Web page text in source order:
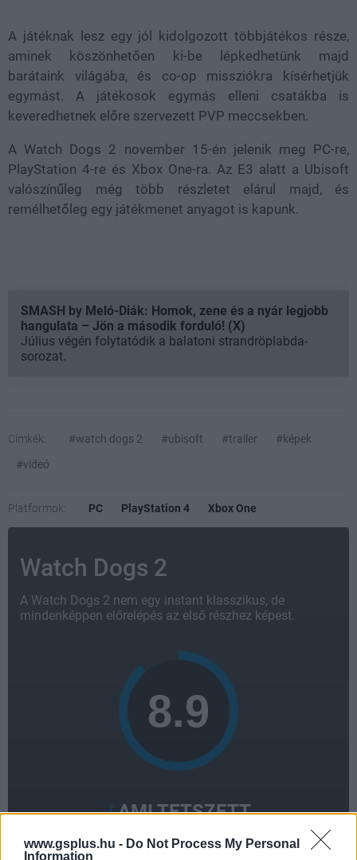
www.gsplus.hu - Do Not Process My Personal
Information
A játéknak lesz egy jól kidolgozott többjátékos része,
aminek köszönhetően ki-be lépkedhetünk majd
barátaink világába, és co-op missziókra kísérhetjük
egymást. A játékosok egymás elleni csatákba is
keveredhetnek előre szervezett PVP meccsekben.
A Watch Dogs 2 november 15-én jelenik meg PC-re,
PlayStation 4-re és Xbox One-ra. Az E3 alatt a Ubisoft
valószínűleg még több részletet elárul majd, és
remélhetőleg egy játékmenet anyagot is kapunk.
SMASH by Meló-Diák: Homok, zene és a nyár legjobb
hangulata – Jön a második forduló! (X)
Július végén folytatódik a balatoni strandröplabda-
sorozat.
Címkék: #watch dogs 2 #ubisoft #trailer
#képek
#videó
Platformok: PC PlayStation 4 Xbox One
Watch Dogs 2
A Watch Dogs 2 nem egy instant klasszikus, de
mindenképpen előrelépés az első részhez képest.
AMI TETSZETT
Szerethető karakterek